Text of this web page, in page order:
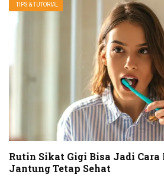
TIPS & TUTORIAL
Rutin Sikat Gigi Bisa Jadi Cara
Jantung Tetap Sehat